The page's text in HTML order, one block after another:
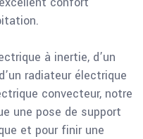
à inertie, d’un
radiateur électrique
convecteur, notre
une pose de support
et pour finir une